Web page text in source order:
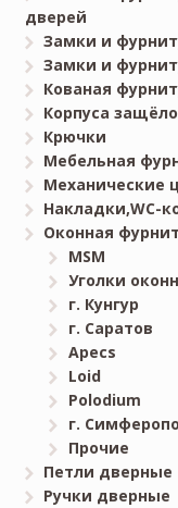
дверей
Замки и
Замки и
Кованая
Корпуса
Крючки
Мебельная
Механические
Накладки,WC-
Оконная
MSM
Уголки
г. Кунгур
г. Саратов
Apecs
Loid
Polodium
г.
Прочие
Петли дверные
Ручки дверные